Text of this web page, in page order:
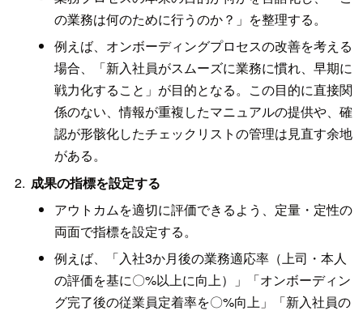
の業務は何のために行うのか？」を整理する。
例えば、オンボーディングプロセスの改善を考える
場合、「新入社員がスムーズに業務に慣れ、早期に
戦力化すること」が目的となる。この目的に直接関
係のない、情報が重複したマニュアルの提供や、確
認が形骸化したチェックリストの管理は見直す余地
がある。
成果の指標を設定する
アウトカムを適切に評価できるよう、定量・定性の
両面で指標を設定する。
例えば、「入社3か月後の業務適応率（上司・本人
の評価を基に〇%以上に向上）」「オンボーディン
グ完了後の従業員定着率を〇%向上」「新入社員の